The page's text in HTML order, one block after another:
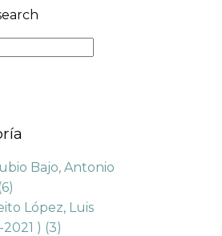
Bajo, Antonio
(6)
López, Luis
2021 ) (3)